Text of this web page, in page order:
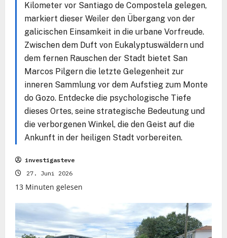
Kilometer vor Santiago de Compostela gelegen,
markiert dieser Weiler den Übergang von der
galicischen Einsamkeit in die urbane Vorfreude.
Zwischen dem Duft von Eukalyptuswäldern und
dem fernen Rauschen der Stadt bietet San
Marcos Pilgern die letzte Gelegenheit zur
inneren Sammlung vor dem Aufstieg zum Monte
do Gozo. Entdecke die psychologische Tiefe
dieses Ortes, seine strategische Bedeutung und
die verborgenen Winkel, die den Geist auf die
Ankunft in der heiligen Stadt vorbereiten.
investigasteve
27. Juni 2026
13 Minuten gelesen